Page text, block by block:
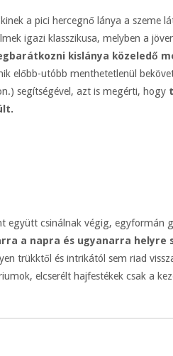
a pici hercegnő lánya a szeme
igazi klasszikusa, melyben a
kislánya közeledő
előbb-utóbb menthetetlenül
segítségével, azt is megérti, hogy
együtt csinálnak végig, egyformán
a napra és ugyanarra helyre
trükktől és intrikától sem riad
elcserélt hajfestékek csak a